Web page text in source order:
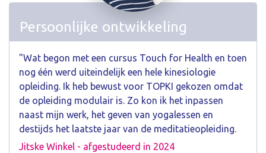
Persoonlijke ontwikkeling
"Wat begon met een cursus Touch for Health en toen
nog één werd uiteindelijk een hele kinesiologie
opleiding. Ik heb bewust voor TOPKI gekozen omdat
de opleiding modulair is. Zo kon ik het inpassen
naast mijn werk, het geven van yogalessen en
destijds het laatste jaar van de meditatieopleiding.
Jitske Winkel - afgestudeerd in 2024